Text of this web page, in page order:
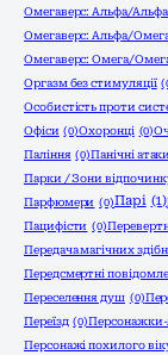
Омегаверс: Альфа/Альфа
Омегаверс: Альфа/
Омегаверс: Омега/
Оргазм без стимуляції
Особистість проти
Офіси (0)Охоронці (0)
Паління (0)Панічні атаки
Парки / Зони
Парфюмери (0)Парі (1)
Пацифісти (0)
Передача магічних
Передсмертні
Переселення душ (0)
Переїзд (0)Персонажки-
Персонажі похилого